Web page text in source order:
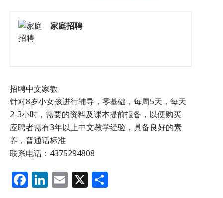
家庭招聘
招聘中文家教
针对8岁小女孩进行辅导，零基础，每周5天，每天
2-3小时，需要的资料及课本提前报备，以便购买
应聘者需有3年以上中文教学经验，具备良好的素
养，普通话标准
联系电话：4375294808
F Li E X